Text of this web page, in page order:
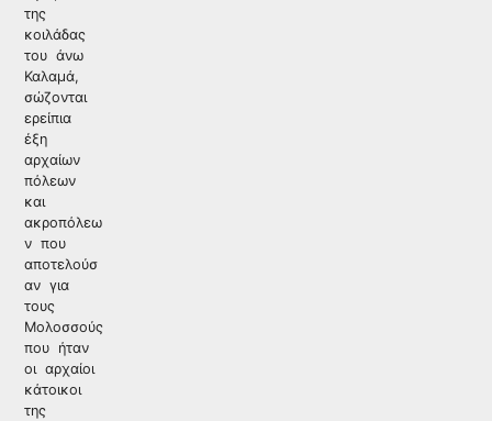
της
κοιλάδας
του άνω
Καλαμά,
σώζονται
ερείπια
έξη
αρχαίων
πόλεων
και
ακροπόλεω
ν που
αποτελούσ
αν για
τους
Μολοσσούς
που ήταν
οι αρχαίοι
κάτοικοι
της